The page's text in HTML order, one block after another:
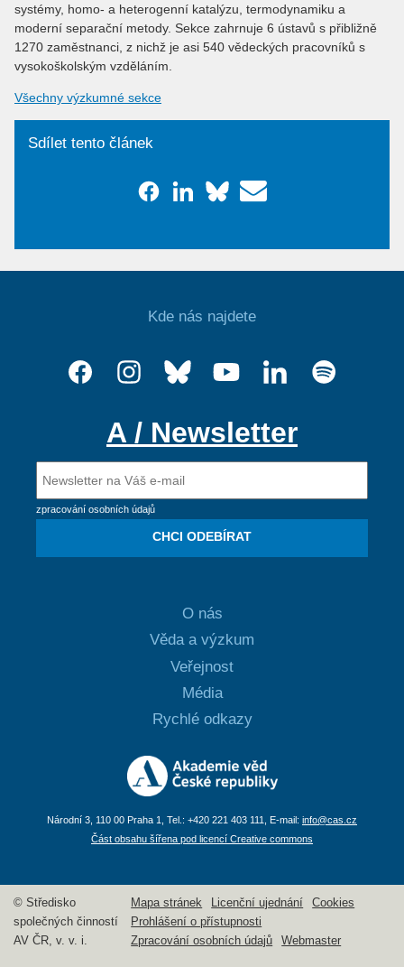
systémy, homo- a heterogenní katalýzu, termodynamiku a
moderní separační metody. Sekce zahrnuje 6 ústavů s přibližně
1270 zaměstnanci, z nichž je asi 540 vědeckých pracovníků s
vysokoškolským vzděláním.
Všechny výzkumné sekce
Sdílet tento článek
Kde nás najdete
A / Newsletter
zpracování osobních údajů
CHCI ODEBÍRAT
O nás
Věda a výzkum
Veřejnost
Média
Rychlé odkazy
Národní 3, 110 00 Praha 1, Tel.: +420 221 403 111, E-mail: info@cas.cz
Část obsahu šířena pod licencí Creative commons
© Středisko
společných činností
AV ČR, v. v. i.
Mapa stránek Licenční ujednání
Cookies
Prohlášení o přístupnosti
Zpracování osobních údajů
Webmaster